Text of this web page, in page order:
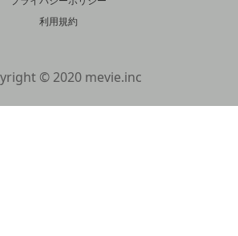
利用規約
© 2020 mevie.inc